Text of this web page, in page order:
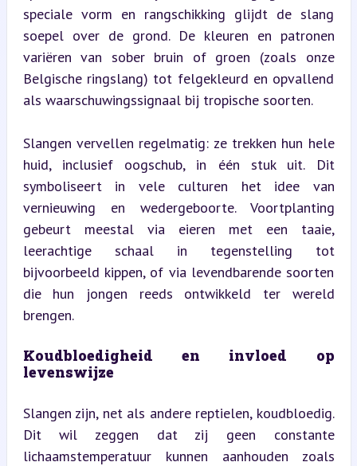
speciale vorm en rangschikking glijdt de slang
soepel over de grond. De kleuren en patronen
variëren van sober bruin of groen (zoals onze
Belgische ringslang) tot felgekleurd en opvallend
als waarschuwingssignaal bij tropische soorten.
Slangen vervellen regelmatig: ze trekken hun hele
huid, inclusief oogschub, in één stuk uit. Dit
symboliseert in vele culturen het idee van
vernieuwing en wedergeboorte. Voortplanting
gebeurt meestal via eieren met een taaie,
leerachtige schaal in tegenstelling tot
bijvoorbeeld kippen, of via levendbarende soorten
die hun jongen reeds ontwikkeld ter wereld
brengen.
Koudbloedigheid en invloed op
levenswijze
Slangen zijn, net als andere reptielen, koudbloedig.
Dit wil zeggen dat zij geen constante
lichaamstemperatuur kunnen aanhouden zoals